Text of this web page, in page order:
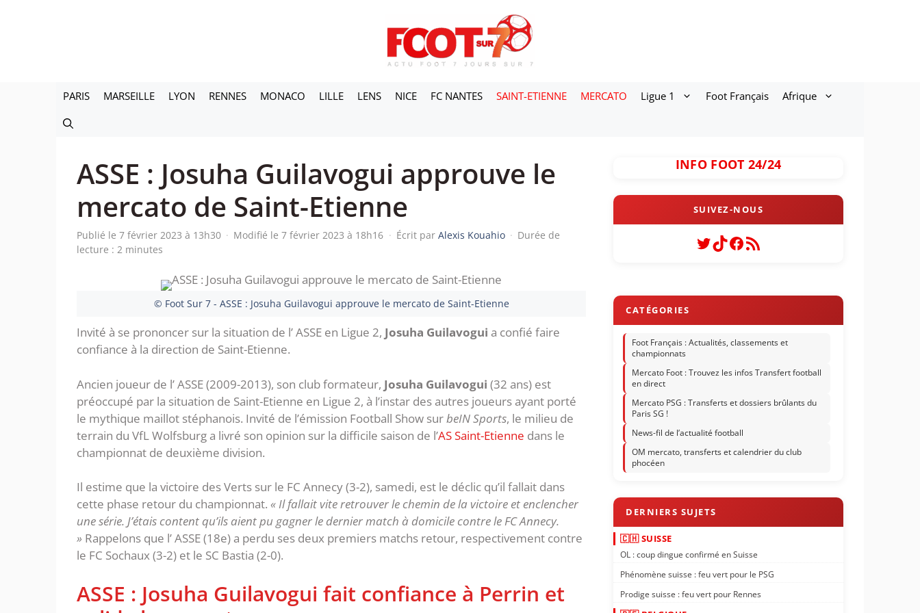
PARIS MARSEILLE LYON RENNES MONACO LILLE LENS NICE FC NANTES SAINT-ETIENNE MERCATO Ligue 1 Foot Français Afrique
ASSE : Josuha Guilavogui approuve le
mercato de Saint-Etienne
Publié le 7 février 2023 à 13h30 · Modifié le 7 février 2023 à 18h16 · Écrit par Alexis Kouahio · Durée de
lecture : 2 minutes
© Foot Sur 7 - ASSE : Josuha Guilavogui approuve le mercato de Saint-Etienne
Invité à se prononcer sur la situation de l’ ASSE en Ligue 2, Josuha Guilavogui a confié faire
confiance à la direction de Saint-Etienne.
Ancien joueur de l’ ASSE (2009-2013), son club formateur, Josuha Guilavogui (32 ans) est
préoccupé par la situation de Saint-Etienne en Ligue 2, à l’instar des autres joueurs ayant porté
le mythique maillot stéphanois. Invité de l’émission Football Show surbeIN Sports, le milieu de
terrain du VfL Wolfsburg a livré son opinion sur la difficile saison de l’AS Saint-Etienne dans le
championnat de deuxième division.
Il estime que la victoire des Verts sur le FC Annecy (3-2), samedi, est le déclic qu’il fallait dans
cette phase retour du championnat. « Il fallait vite retrouver le chemin de la victoire et enclencher
une série. J’étais content qu’ils aient pu gagner le dernier match à domicile contre le FC Annecy.
» Rappelons que l’ ASSE (18e) a perdu ses deux premiers matchs retour, respectivement contre
le FC Sochaux (3-2) et le SC Bastia (2-0).
ASSE : Josuha Guilavogui fait confiance à Perrin et
INFO FOOT 24/24
Twitter
TikTok
Facebook
Flux RSS
Foot Français : Actualités, classements et
championnats
Mercato Foot : Trouvez les infos Transfert football
en direct
Mercato PSG : Transferts et dossiers brûlants du
Paris SG !
News-fil de l’actualité football
OM mercato, transferts et calendrier du club
phocéen
🇨🇭 SUISSE
OL : coup dingue confirmé en Suisse
Phénomène suisse : feu vert pour le PSG
Prodige suisse : feu vert pour Rennes